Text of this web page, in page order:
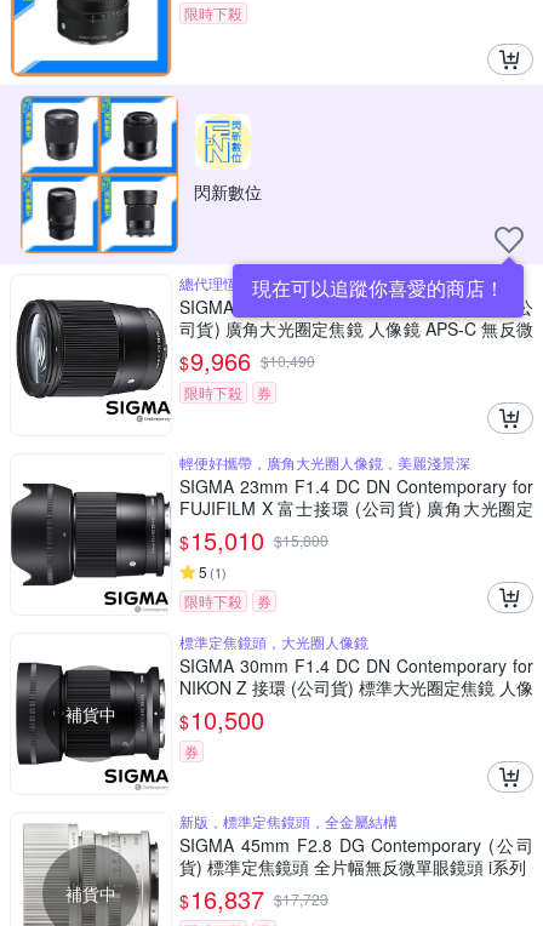
限時下殺
閃新數位
現在可以追蹤你喜愛的商店！
總代理恆伸公司貨 保固三年
SIGMA 16mm F1.4 DC DN Contemporary (公
司貨) 廣角大光圈定焦鏡 人像鏡 APS-C 無反微
單眼專用鏡頭
$9,966 $10,490
限時下殺
券
輕便好攜帶，廣角大光圈人像鏡，美麗淺景深
SIGMA 23mm F1.4 DC DN Contemporary for
FUJIFILM X 富士接環 (公司貨) 廣角大光圈定
焦鏡 人像鏡 APS-C 無反微單眼專用鏡頭
$15,010 $15,800
5 (1)
限時下殺 券
補貨中
標準定焦鏡頭，大光圈人像鏡
SIGMA 30mm F1.4 DC DN Contemporary for
NIKON Z 接環 (公司貨) 標準大光圈定焦鏡 人像
鏡 APS-C 無反微單眼專用鏡頭
$10,500
券
補貨中
新版，標準定焦鏡頭，全金屬結構
SIGMA 45mm F2.8 DG Contemporary (公司
貨) 標準定焦鏡頭 全片幅無反微單眼鏡頭 i系列
$16,837 $17,723